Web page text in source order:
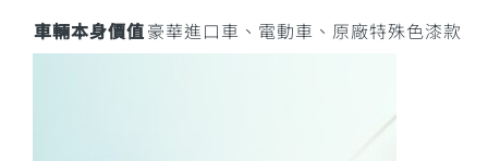
車輛本身價值豪華進口車、電動車、原廠特殊色漆款